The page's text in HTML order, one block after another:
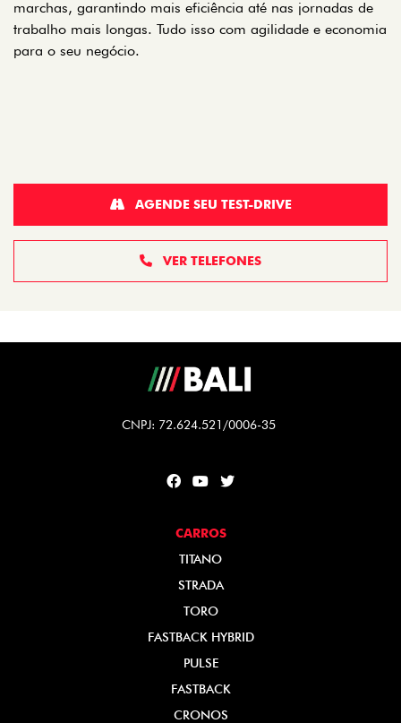
marchas, garantindo mais eficiência até nas jornadas de
trabalho mais longas. Tudo isso com agilidade e economia
para o seu negócio.
VER TELEFONES
AGENDE SEU TEST-DRIVE
CNPJ: 72.624.521/0006-35
CARROS
TITANO
STRADA
TORO
FASTBACK HYBRID
PULSE
FASTBACK
CRONOS